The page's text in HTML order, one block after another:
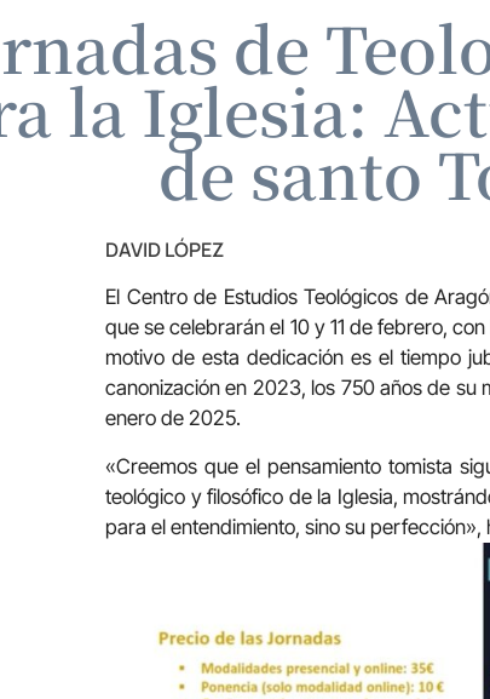
de
la Iglesia:
de santo
DAVID LÓPEZ
El Centro de Estudios Teológicos de
que se celebrarán el 10 y 11 de febrero,
motivo de esta dedicación es el tiempo
canonización en 2023, los 750 años de
enero de 2025.
«Creemos que el pensamiento tomista
teológico y filosófico de la Iglesia,
para el entendimiento, sino su